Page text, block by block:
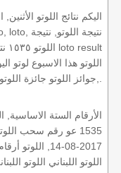
الأرقام الستة الاساسية,